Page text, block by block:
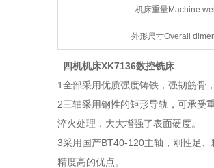
机床重量Machine
外形尺寸Overall
四机机床XK7136数控铣床
1全部采用优质强度铸铁，强韧筋骨
2三轴采用钢性的矩形导轨，可承受
淬火处理，大大增强了表面硬度。
3采用国产BT40-120主轴，刚性足、
精度高的优点。